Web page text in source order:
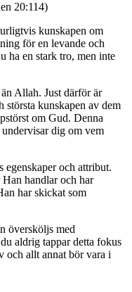
20:114)
kunskapen om
för en levande och
ha en stark tro, men inte
Allah. Just därför är
största kunskapen av dem
om Gud. Denna
dig om vem
egenskaper och attribut.
handlar och har
har skickat som
översköljs med
aldrig tappar detta fokus
och allt annat bör vara i